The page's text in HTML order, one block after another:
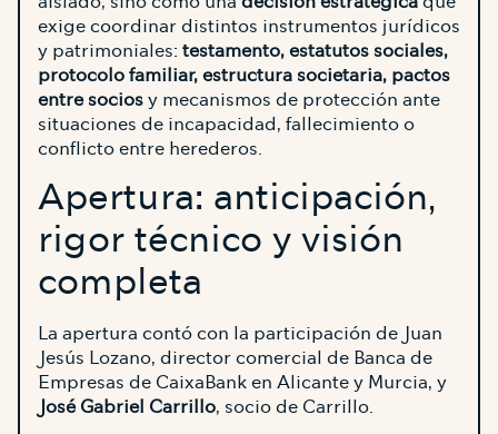
exige coordinar distintos instrumentos jurídicos
y patrimoniales: testamento, estatutos sociales,
protocolo familiar, estructura societaria, pactos
entre sociosy mecanismos de protección ante
situaciones de incapacidad, fallecimiento o
conflicto entre herederos.
Apertura: anticipación,
rigor técnico y visión
completa
La apertura contó con la participación de Juan
Jesús Lozano, director comercial de Banca de
Empresas de CaixaBank en Alicante y Murcia, y
José Gabriel Carrillo, socio de Carrillo.